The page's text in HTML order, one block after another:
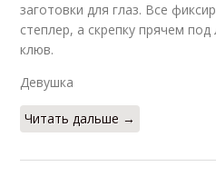
заготовки для глаз. Все
степлер, а скрепку прячем
клюв.
Девушка
Читать дальше →